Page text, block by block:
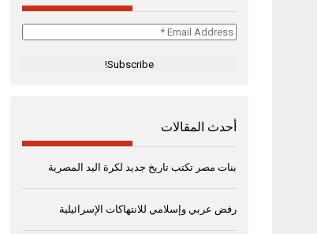
Email
أحدث المقالات
بنات مصر تكتب تاريخ جديد لكرة اليد المصرية
رفض عربي وإسلامي للانتهاكات الإسرائيلية